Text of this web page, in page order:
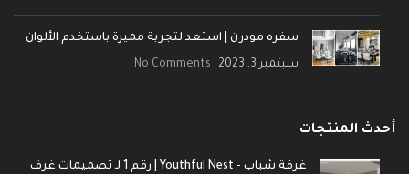
سفره مودرن | استعد لتجربة مميزة باستخدم الألوان
سبتمبر 3, 2023 No Comments
أحدث المنتجات
غرفة شباب - Youthful Nest | رقم 1 لـ تصميمات غرف